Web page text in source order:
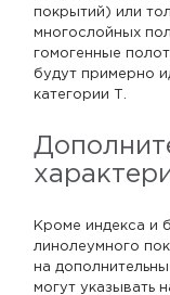
покрытий) или
многослойных
гомогенные
будут примерно
категории Т.
Кроме индекса и
линолеумного
на
могут указывать